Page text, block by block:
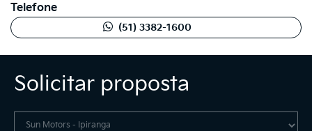
Solicitar proposta
Telefone
(51) 3382-1600